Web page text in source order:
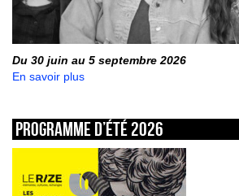
Du 30 juin au 5 septembre 2026
En savoir plus
Programme d’été 2026